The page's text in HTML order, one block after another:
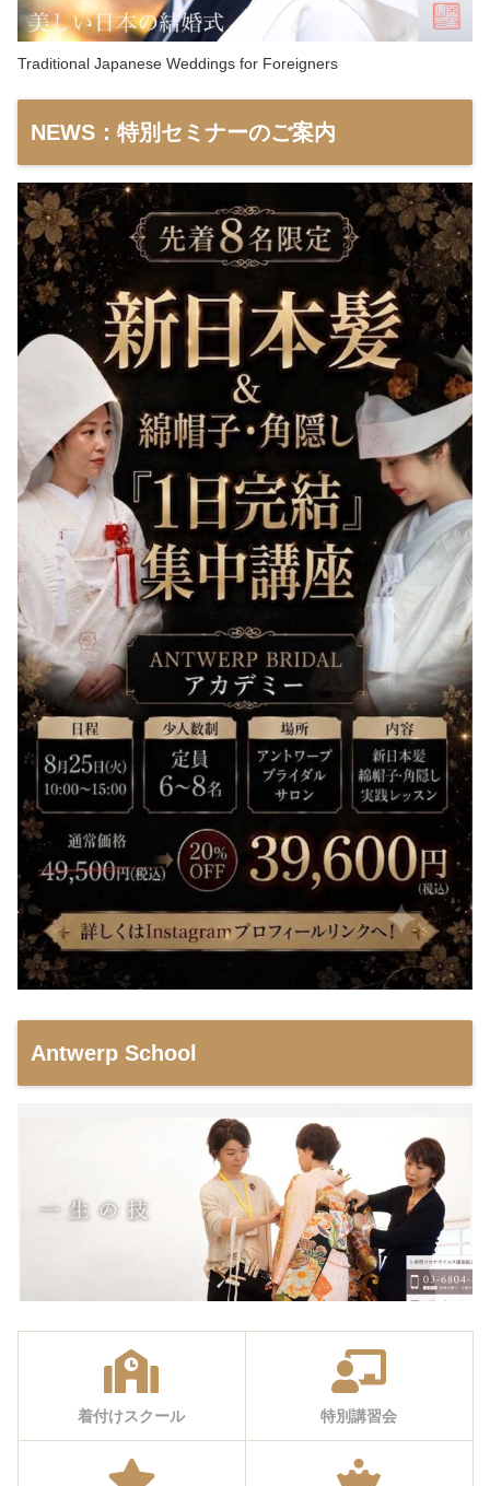
Traditional Japanese Weddings for Foreigners
NEWS：特別セミナーのご案内
Antwerp School
着付けスクール 特別講習会